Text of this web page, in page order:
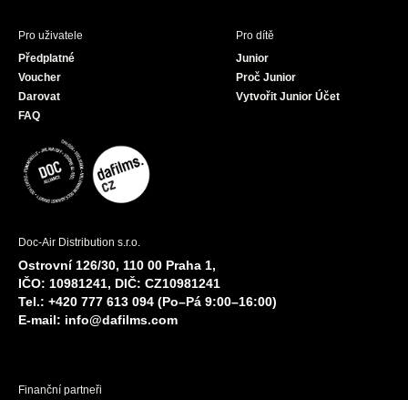
Pro uživatele
Předplatné
Voucher
Darovat
FAQ
Pro dítě
Junior
Proč Junior
Vytvořit Junior Účet
Doc-Air Distribution s.r.o.
Ostrovní 126/30, 110 00 Praha 1,
IČO: 10981241, DIČ: CZ10981241
Tel.: +420 777 613 094 (Po–Pá 9:00–16:00)
E-mail: info@dafilms.com
Finanční partneři